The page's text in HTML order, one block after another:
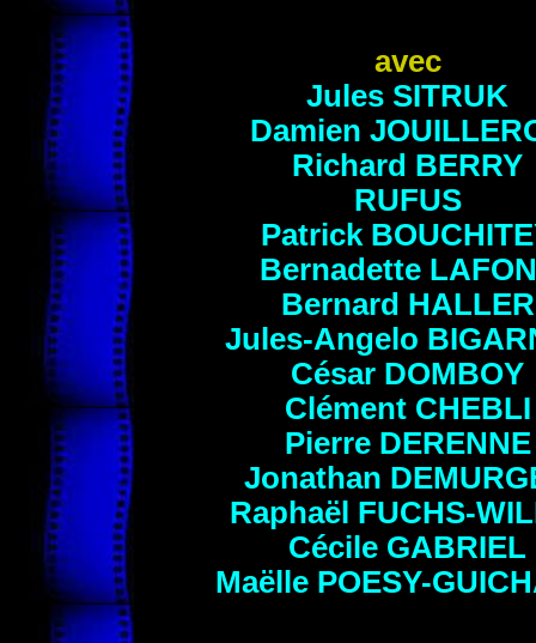
avec
Jules SITRUK
Damien
Richard BERRY
RUFUS
Patrick
Bernadette
Bernard HALLER
Jules-Angelo
César DOMBOY
Clément CHEBLI
Pierre DERENNE
Jonathan
Raphaël FUCHS-
Cécile GABRIEL
Maëlle POESY-